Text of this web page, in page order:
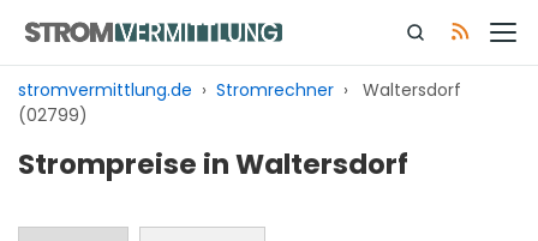
Inhalt
springen
stromvermittlung.de › Stromrechner › Waltersdorf
(02799)
Strompreise in Waltersdorf